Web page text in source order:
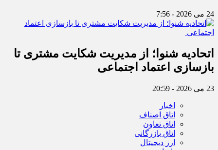
24 می 2026 - 7:56
اتحادیه شنوا؛ از مدیریت شکایت مشتری تا
بازسازی اعتماد اجتماعی ‌
23 می 2026 - 20:59
اخبار
اتاق اصناف
اتاق تعاون
اتاق بازرگانی
ارز دیجیتال